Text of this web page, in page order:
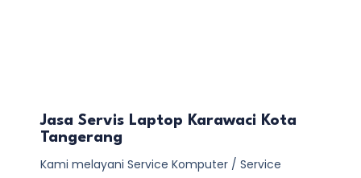
Jasa Servis Laptop Karawaci Kota
Tangerang
Kami melayani Service Komputer / Service